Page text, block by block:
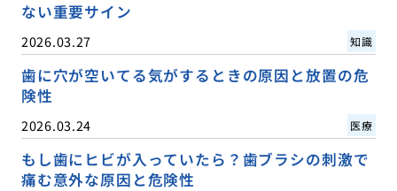
ない重要サイン
2026.03.27 知識
歯に穴が空いてる気がするときの原因と放置の危
険性
2026.03.24 医療
もし歯にヒビが入っていたら？歯ブラシの刺激で
痛む意外な原因と危険性